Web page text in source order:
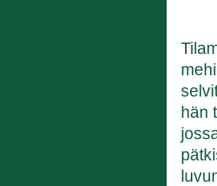
hän